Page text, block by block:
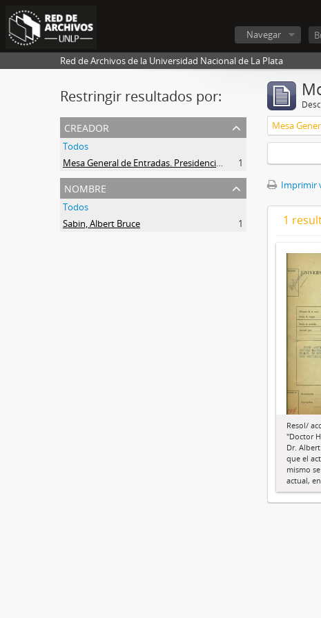
Navegar
Red de Archivos de la Universidad Nacional de La Plata
Restringir resultados por:
creador
Todos
Mesa General de Entradas. Presidencia UNLP
1
nombre
Todos
Sabin, Albert Bruce
1
Imprimir
1
Resol/
"Doctor
Dr.
que el
mismo
actual,